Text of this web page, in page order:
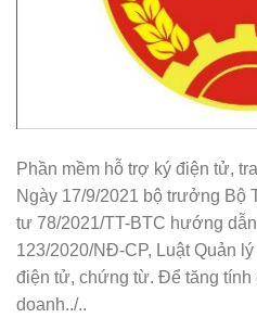
Phần mềm hỗ trợ ký điện tử,
Ngày 17/9/2021 bộ trưởng Bộ
tư 78/2021/TT-BTC hướng
123/2020/NĐ-CP, Luật Quản
điện tử, chứng từ. Để tăng tính
doanh../..